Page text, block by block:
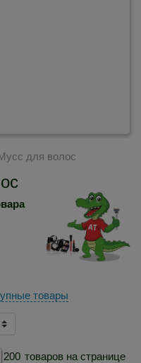
для волос
товары
200 товаров на странице